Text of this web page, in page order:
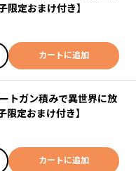
限定おまけ付き】
カートに追加
トガン積みで異世界に放
限定おまけ付き】
カートに追加